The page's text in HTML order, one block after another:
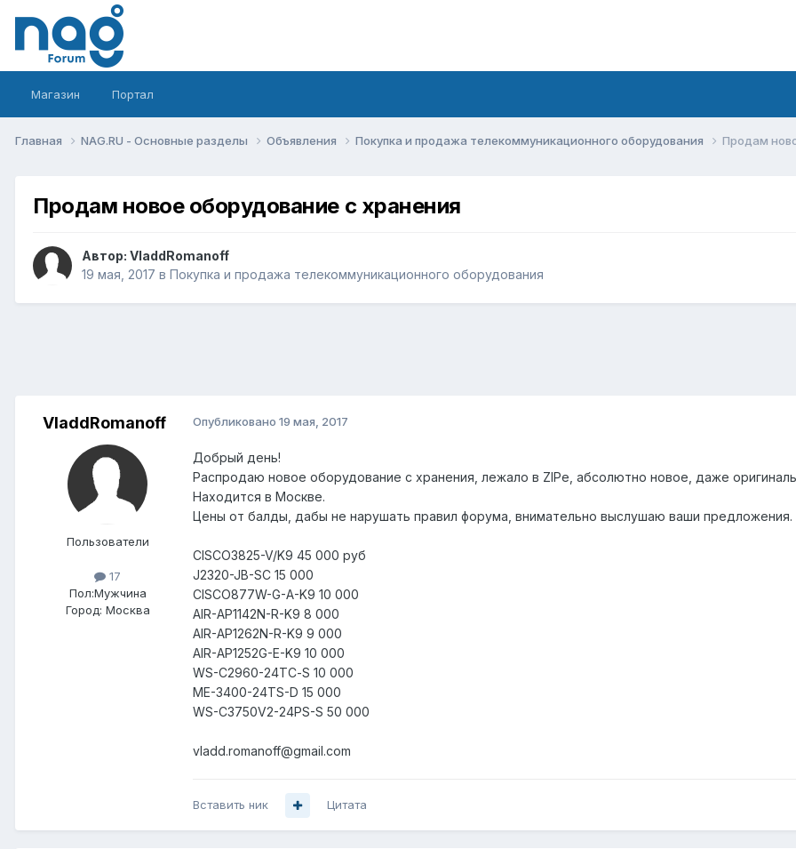
Магазин Портал
Главная NAG.RU - Основные разделы Объявления Покупка и продажа телекоммуникационного оборудования Продам
Продам новое оборудование с хранения
Автор: VladdRomanoff
19 мая, 2017 в Покупка и продажа телекоммуникационного оборудования
VladdRomanoff
Пользователи
17
Пол:Мужчина
Город: Москва
Опубликовано 19 мая, 2017
Добрый день!
Распродаю новое оборудование с хранения, лежало в ZIPe, абсолютно новое, даже
Находится в Москве.
Цены от балды, дабы не нарушать правил форума, внимательно выслушаю ваши предложения.
CISCO3825-V/K9 45 000 руб
J2320-JB-SC 15 000
CISCO877W-G-A-K9 10 000
AIR-AP1142N-R-K9 8 000
AIR-AP1262N-R-K9 9 000
AIR-AP1252G-E-K9 10 000
WS-C2960-24TС-S 10 000
ME-3400-24TS-D 15 000
WS-C3750V2-24PS-S 50 000
vladd.romanoff@gmail.com
Вставить ник Цитата